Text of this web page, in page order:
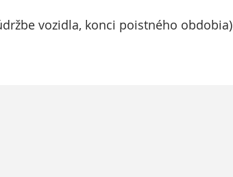
vozidla, konci poistného obdobia)